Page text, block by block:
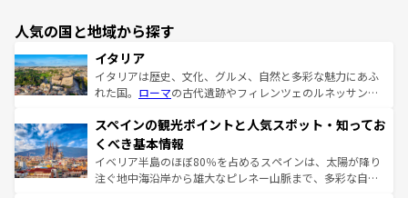
人気の国と地域から探す
イタリア
イタリアは歴史、文化、グルメ、自然と多彩な魅力にあふ
れた国。 ローマの古代遺跡やフィレンツェのルネッサンス
ろん、トスカーナの美しい田園風景やアマルフィ海岸の絶
景など、自然景観も見逃せない。観光の合間には、本場の
ピザやパスタなど、絶品のイタリア料理を堪能することも
できる。朝目覚めてから夜眠るまで、すべての瞬間を楽し
スペインの観光ポイントと人気スポット・知ってお
くべき基本情報
イベリア半島のほぼ80％を占めるスペインは、太陽が降り
注ぐ地中海沿岸から雄大なピレネー山脈まで、多彩な自然